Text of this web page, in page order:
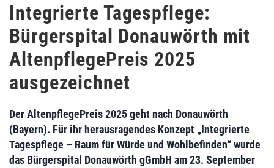
Integrierte Tagespflege:
Bürgerspital Donauwörth mit
AltenpflegePreis 2025
ausgezeichnet
Der AltenpflegePreis 2025 geht nach Donauwörth
(Bayern). Für ihr herausragendes Konzept „Integrierte
Tagespflege – Raum für Würde und Wohlbefinden“ wurde
das Bürgerspital Donauwörth gGmbH am 23. September